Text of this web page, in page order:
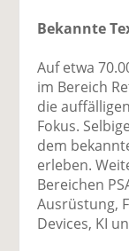
Bekannte
Auf etwa
im Bereich
die
Fokus.
dem
erleben.
Bereichen
Ausrüstung,
Devices, KI